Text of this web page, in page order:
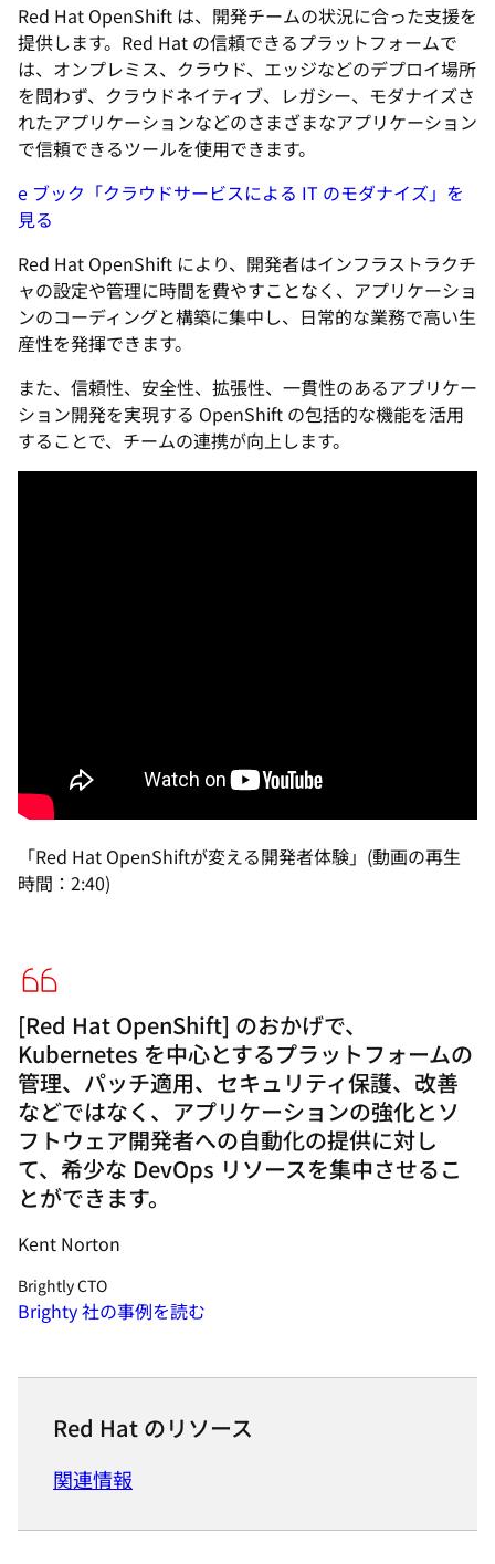
Red Hat OpenShift は、開発チームの状況に合った支援を
提供します。Red Hat の信頼できるプラットフォームで
は、オンプレミス、クラウド、エッジなどのデプロイ場所
を問わず、クラウドネイティブ、レガシー、モダナイズさ
れたアプリケーションなどのさまざまなアプリケーション
で信頼できるツールを使用できます。
e ブック「クラウドサービスによる IT のモダナイズ」を
見る
Red Hat OpenShift により、開発者はインフラストラクチ
ャの設定や管理に時間を費やすことなく、アプリケーショ
ンのコーディングと構築に集中し、日常的な業務で高い生
産性を発揮できます。
また、信頼性、安全性、拡張性、一貫性のあるアプリケー
ション開発を実現する OpenShift の包括的な機能を活用
することで、チームの連携が向上します。
「Red Hat OpenShiftが変える開発者体験」(動画の再生
時間：2:40)
[Red Hat OpenShift] のおかげで、
Kubernetes を中心とするプラットフォームの
管理、パッチ適用、セキュリティ保護、改善
などではなく、アプリケーションの強化とソ
フトウェア開発者への自動化の提供に対し
て、希少な DevOps リソースを集中させるこ
とができます。
Kent Norton
Brightly CTO
Brighty 社の事例を読む
Red Hat のリソース
関連情報